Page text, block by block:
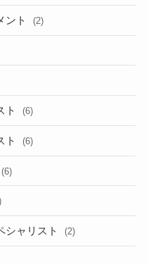
ント (2)
ト (6)
ト (6)
(6)
シャリスト (2)